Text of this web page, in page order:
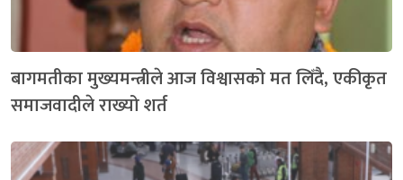
बागमतीका मुख्यमन्त्रीले आज विश्वासको मत लिँदै, एकीकृत
समाजवादीले राख्यो शर्त